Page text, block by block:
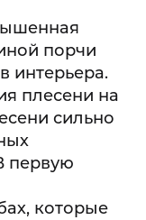
порчи
интерьера.
плесени на
сильно
первую
которые